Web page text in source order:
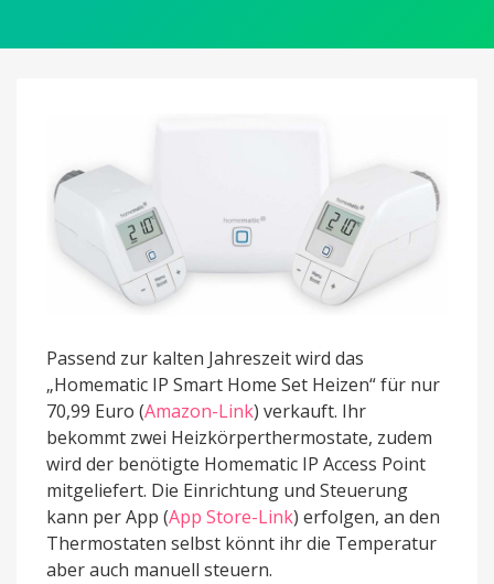
Access
Passend zur kalten Jahreszeit wird das
„Homematic IP Smart Home Set Heizen“ für nur
70,99 Euro (Amazon-Link) verkauft. Ihr
bekommt zwei Heizkörperthermostate, zudem
wird der benötigte Homematic IP Access Point
mitgeliefert. Die Einrichtung und Steuerung
kann per App (App Store-Link) erfolgen, an den
Thermostaten selbst könnt ihr die Temperatur
aber auch manuell steuern.